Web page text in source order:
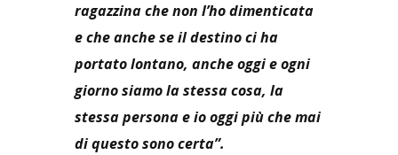
ragazzina che non l’ho dimenticata
e che anche se il destino ci ha
portato lontano, anche oggi e ogni
giorno siamo la stessa cosa, la
stessa persona e io oggi più che mai
di questo sono certa”.